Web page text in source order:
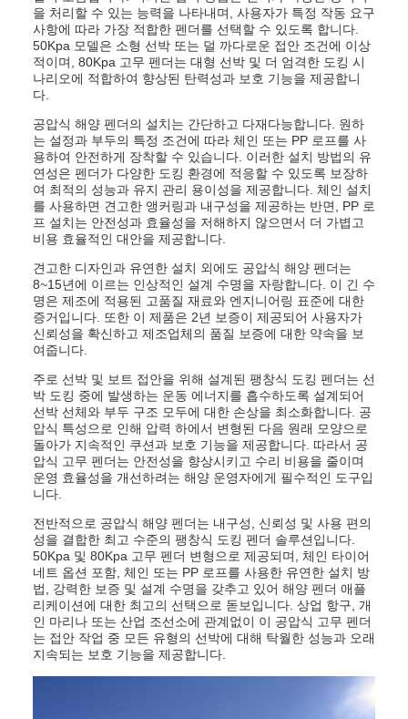
을 처리할 수 있는 능력을 나타내며, 사용자가 특정 작동 요구
사항에 따라 가장 적합한 펜더를 선택할 수 있도록 합니다.
50Kpa 모델은 소형 선박 또는 덜 까다로운 접안 조건에 이상
적이며, 80Kpa 고무 펜더는 대형 선박 및 더 엄격한 도킹 시
나리오에 적합하여 향상된 탄력성과 보호 기능을 제공합니
다.
공압식 해양 펜더의 설치는 간단하고 다재다능합니다. 원하
는 설정과 부두의 특정 조건에 따라 체인 또는 PP 로프를 사
용하여 안전하게 장착할 수 있습니다. 이러한 설치 방법의 유
연성은 펜더가 다양한 도킹 환경에 적응할 수 있도록 보장하
여 최적의 성능과 유지 관리 용이성을 제공합니다. 체인 설치
를 사용하면 견고한 앵커링과 내구성을 제공하는 반면, PP 로
프 설치는 안전성과 효율성을 저해하지 않으면서 더 가볍고
비용 효율적인 대안을 제공합니다.
견고한 디자인과 유연한 설치 외에도 공압식 해양 펜더는
8~15년에 이르는 인상적인 설계 수명을 자랑합니다. 이 긴 수
명은 제조에 적용된 고품질 재료와 엔지니어링 표준에 대한
증거입니다. 또한 이 제품은 2년 보증이 제공되어 사용자가
신뢰성을 확신하고 제조업체의 품질 보증에 대한 약속을 보
여줍니다.
주로 선박 및 보트 접안을 위해 설계된 팽창식 도킹 펜더는 선
박 도킹 중에 발생하는 운동 에너지를 흡수하도록 설계되어
선박 선체와 부두 구조 모두에 대한 손상을 최소화합니다. 공
압식 특성으로 인해 압력 하에서 변형된 다음 원래 모양으로
돌아가 지속적인 쿠션과 보호 기능을 제공합니다. 따라서 공
압식 고무 펜더는 안전성을 향상시키고 수리 비용을 줄이며
운영 효율성을 개선하려는 해양 운영자에게 필수적인 도구입
니다.
전반적으로 공압식 해양 펜더는 내구성, 신뢰성 및 사용 편의
성을 결합한 최고 수준의 팽창식 도킹 펜더 솔루션입니다.
50Kpa 및 80Kpa 고무 펜더 변형으로 제공되며, 체인 타이어
네트 옵션 포함, 체인 또는 PP 로프를 사용한 유연한 설치 방
법, 강력한 보증 및 설계 수명을 갖추고 있어 해양 펜더 애플
리케이션에 대한 최고의 선택으로 돋보입니다. 상업 항구, 개
인 마리나 또는 산업 조선소에 관계없이 이 공압식 고무 펜더
는 접안 작업 중 모든 유형의 선박에 대해 탁월한 성능과 오래
지속되는 보호 기능을 제공합니다.